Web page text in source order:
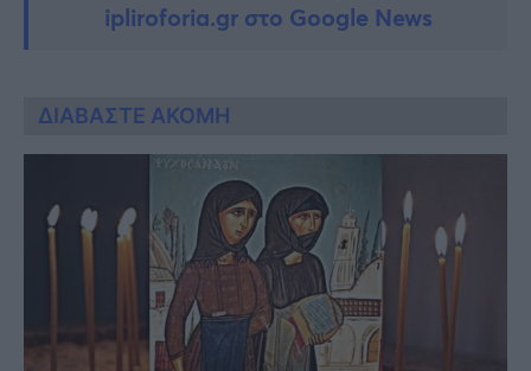
ipliroforia.gr στο Google News
ΔΙΑΒΑΣΤΕ ΑΚΟΜΗ